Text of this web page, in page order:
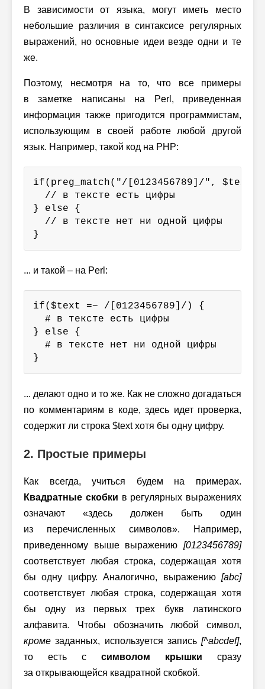
В зависимости от языка, могут иметь место
небольшие различия в синтаксисе регулярных
выражений, но основные идеи везде одни и те
же.
Поэтому, несмотря на то, что все примеры
в заметке написаны на Perl, приведенная
информация также пригодится программистам,
использующим в своей работе любой другой
язык. Например, такой код на PHP:
if(preg_match("/[0123456789]/",
  // в тексте есть цифры
} else {
  // в тексте нет ни одной цифры
}
... и такой – на Perl:
if($text =~ /[0123456789]/) {
  # в тексте есть цифры
} else {
  # в тексте нет ни одной цифры
}
... делают одно и то же. Как не сложно догадаться
по комментариям в коде, здесь идет проверка,
содержит ли строка $text хотя бы одну цифру.
2. Простые примеры
Как всегда, учиться будем на примерах.
Квадратные скобки в регулярных выражениях
означают «здесь должен быть один
из перечисленных символов». Например,
приведенному выше выражению [0123456789]
соответствует любая строка, содержащая хотя
бы одну цифру. Аналогично, выражению [abc]
соответствует любая строка, содержащая хотя
бы одну из первых трех букв латинского
алфавита. Чтобы обозначить любой символ,
кроме заданных, используется запись [^abcdef],
то есть с символом крышки сразу
за открывающейся квадратной скобкой.